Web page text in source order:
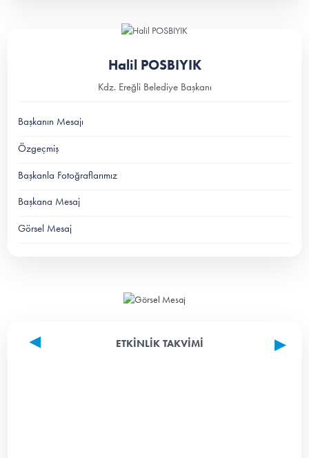
Halil POSBIYIK
Kdz. Ereğli Belediye Başkanı
Başkanın Mesajı
Özgeçmiş
Başkanla Fotoğraflarımız
Başkana Mesaj
Görsel Mesaj
ETKINLIK TAKVIMI